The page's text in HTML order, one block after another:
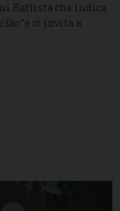
Battista che indica
Dio”e ci invita a